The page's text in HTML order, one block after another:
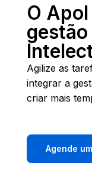
O
Agilize as
integrar a
criar mais
Agende